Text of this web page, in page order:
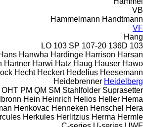
VB
Hammelmann Handtmann
VF
Hang
103 LO
103 SP 107-20 136D
Hanwha Hardinge Harrison Harsan
Hartner Harwi Hatz Haug Hauser Hawo
Hecht Heckert Hedelius Heesemann
Heidebrenner Heidelberg
OHT PM QM SM Stahlfolder Suprasetter
Hein Heinrich Helios Heller Hema
Henkovac Henneken Henschel Hera
Herkules Herlitzius Herma Hermle